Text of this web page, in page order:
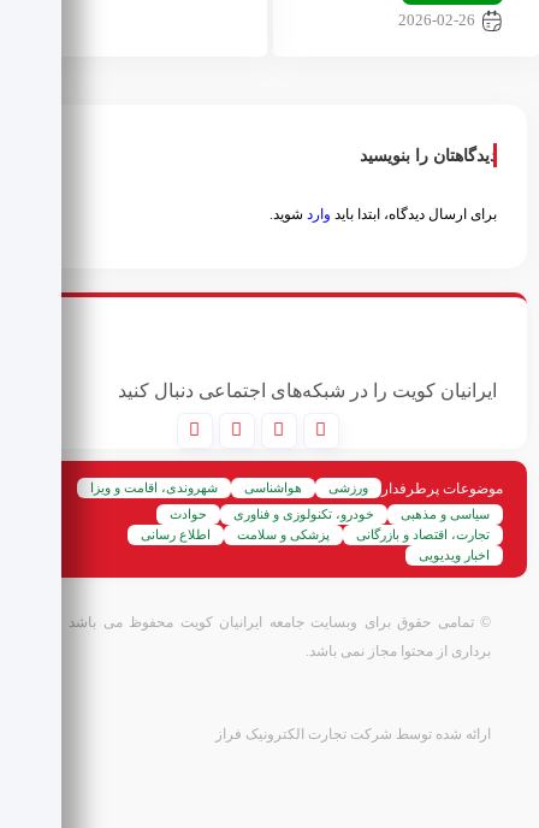
2026-02-26
دیدگاهتان را بنویسید
برای ارسال دیدگاه، ابتدا باید وارد شوید.
ایرانیان کویت را در شبکه‌های اجتماعی دنبال کنید
موضوعات پرطرفدار ورزشی هواشناسی
شهروندی، اقامت و ویزا
سیاسی و مذهبی
خودرو، تکنولوزی و فناوری
حوادث
تجارت، اقتصاد و بازرگانی
پزشکی و سلامت
اطلاع رسانی
اخبار ویدیویی
© تمامی حقوق برای وبسایت جامعه ایرانیان کویت محفوظ می باشد و کپی
برداری از محتوا مجاز نمی باشد.
ارائه شده توسط شرکت تجارت الکترونیک فراز